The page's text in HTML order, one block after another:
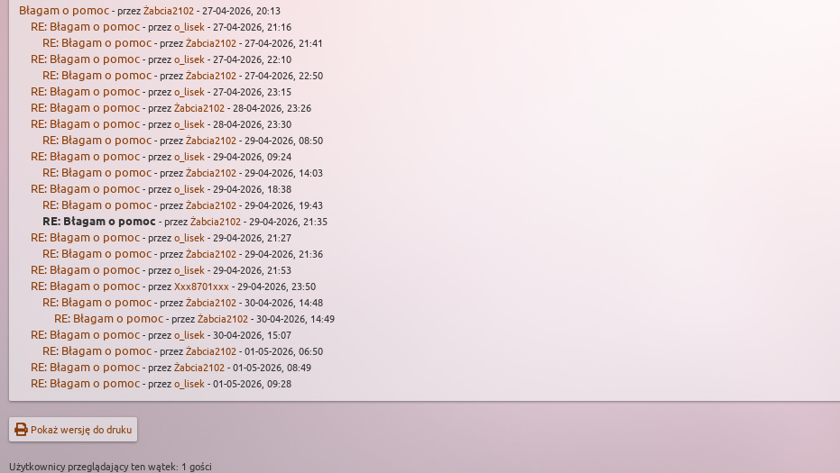
Błagam o pomoc- przezŻabcia2102 - 27-04-2026, 20:13
RE: Błagam o pomoc- przezo_lisek - 27-04-2026, 21:16
RE: Błagam o pomoc- przezŻabcia2102 - 27-04-2026, 21:41
RE: Błagam o pomoc- przezo_lisek - 27-04-2026, 22:10
RE: Błagam o pomoc- przezŻabcia2102 - 27-04-2026, 22:50
RE: Błagam o pomoc- przezo_lisek - 27-04-2026, 23:15
RE: Błagam o pomoc- przezŻabcia2102 - 28-04-2026, 23:26
RE: Błagam o pomoc- przezo_lisek - 28-04-2026, 23:30
RE: Błagam o pomoc- przezŻabcia2102 - 29-04-2026, 08:50
RE: Błagam o pomoc- przezo_lisek - 29-04-2026, 09:24
RE: Błagam o pomoc- przezŻabcia2102 - 29-04-2026, 14:03
RE: Błagam o pomoc- przezo_lisek - 29-04-2026, 18:38
RE: Błagam o pomoc- przezŻabcia2102 - 29-04-2026, 19:43
RE: Błagam o pomoc - przezŻabcia2102 - 29-04-2026, 21:35
RE: Błagam o pomoc- przezo_lisek - 29-04-2026, 21:27
RE: Błagam o pomoc- przezŻabcia2102 - 29-04-2026, 21:36
RE: Błagam o pomoc- przezo_lisek - 29-04-2026, 21:53
RE: Błagam o pomoc- przezXxx8701xxx - 29-04-2026, 23:50
RE: Błagam o pomoc- przezŻabcia2102 - 30-04-2026, 14:48
RE: Błagam o pomoc- przezŻabcia2102 - 30-04-2026, 14:49
RE: Błagam o pomoc- przezo_lisek - 30-04-2026, 15:07
RE: Błagam o pomoc- przezŻabcia2102 - 01-05-2026, 06:50
RE: Błagam o pomoc- przezŻabcia2102 - 01-05-2026, 08:49
RE: Błagam o pomoc- przezo_lisek - 01-05-2026, 09:28
Pokaż wersję do druku
Użytkownicy przeglądający ten wątek: 1 gości